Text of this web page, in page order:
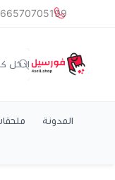
متجر فورسيل
المدونة